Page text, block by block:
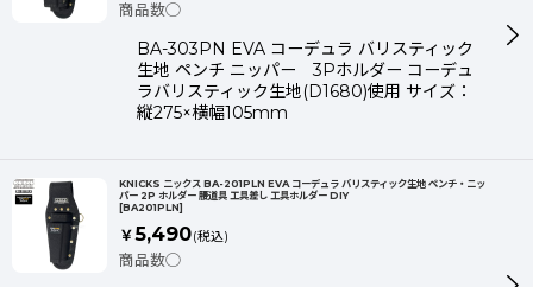
商品数◯
BA-303PN EVA コーデュラ バリスティック
生地 ペンチ ニッパー 3Pホルダー コーデュ
ラバリスティック生地(D1680)使用 サイズ：
縦275×横幅105mm
KNICKS ニックス BA-201PLN EVA コーデュラ バリスティック生地 ペンチ・ニッ
パー 2P ホルダー 腰道具 工具差し 工具ホルダー DIY
[BA201PLN]
￥5,490(税込)
商品数◯